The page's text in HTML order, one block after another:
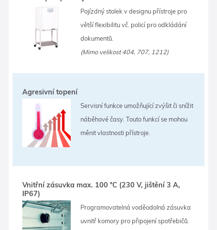
Pojízdný stolek v designu přístroje pro
větší flexibilitu vč. policí pro odkládání
dokumentů.
(Mimo velikost 404, 707, 1212)
Agresivní topení
Servisní funkce umožňující zvýšit či snížit
náběhové časy. Touto funkcí se mohou
měnit vlastnosti přístroje.
Vnitřní zásuvka max. 100 °C (230 V, jištění 3 A,
IP67)
Programovatelná voděodolná zásuvka
uvnitř komory pro připojení spotřebičů.